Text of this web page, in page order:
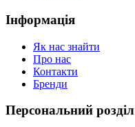
Інформація
Як нас знайти
Про нас
Контакти
Бренди
Персональний розділ